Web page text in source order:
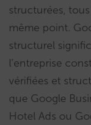
structurées,
même point.
structurel
l’entreprise
vérifiées et
que Google
Hotel Ads ou